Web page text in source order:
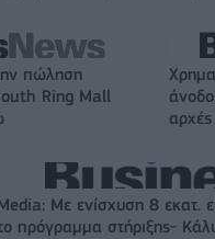
πώληση
Ring Mall
Με ενίσχυση 8 εκατ.
πρόγραμμα στήριξης-